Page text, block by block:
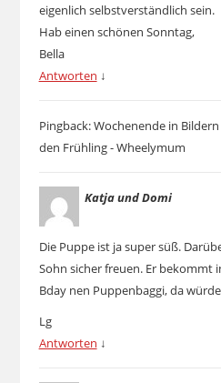
eigenlich selbstverständlich sein.
Hab einen schönen Sonntag,
Bella
Antworten ↓
Pingback: Wochenende in
den Frühling - Wheelymum
Katja und Domi
Die Puppe ist ja super süß.
Sohn sicher freuen. Er bekommt
Bday nen Puppenbaggi, da
Lg
Antworten ↓